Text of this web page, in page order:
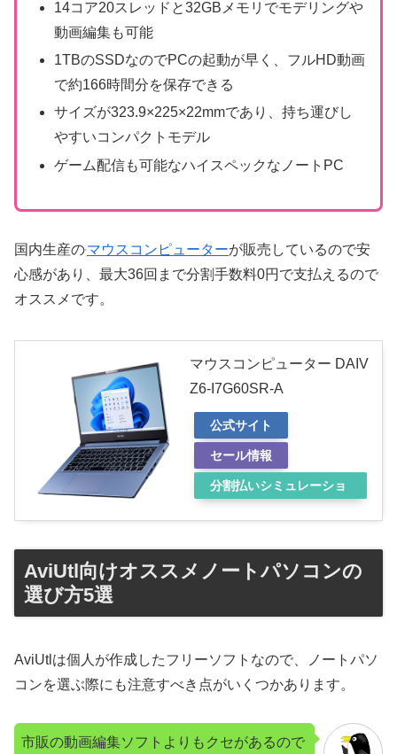
14コア20スレッドと32GBメモリでモデリングや
動画編集も可能
1TBのSSDなのでPCの起動が早く、フルHD動画
で約166時間分を保存できる
サイズが323.9×225×22mmであり、持ち運びし
やすいコンパクトモデル
ゲーム配信も可能なハイスペックなノートPC
国内生産のマウスコンピューターが販売しているので安
心感があり、最大36回まで分割手数料0円で支払えるので
オススメです。
マウスコンピューター DAIV
Z6-I7G60SR-A
公式サイト
セール情報
分割払いシミュレーショ
AviUtl向けオススメノートパソコンの
選び方5選
AviUtlは個人が作成したフリーソフトなので、ノートパソ
コンを選ぶ際にも注意すべき点がいくつかあります。
市販の動画編集ソフトよりもクセがあるので